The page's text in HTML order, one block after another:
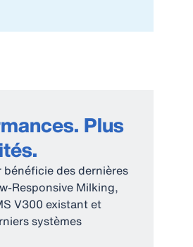
Plus
des dernières
Responsive Milking,
V300 existant et
systèmes